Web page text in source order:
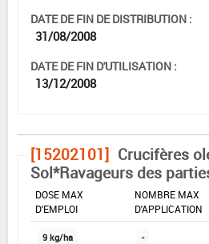
DATE DE FIN DE DISTRIBUTION :
31/08/2008
DATE DE FIN D'UTILISATION :
13/12/2008
[15202101] Crucifères
Sol*Ravageurs des
DOSE MAX
D'EMPLOI
NOMBRE MAX
D'APPLICATION
9 kg/ha -